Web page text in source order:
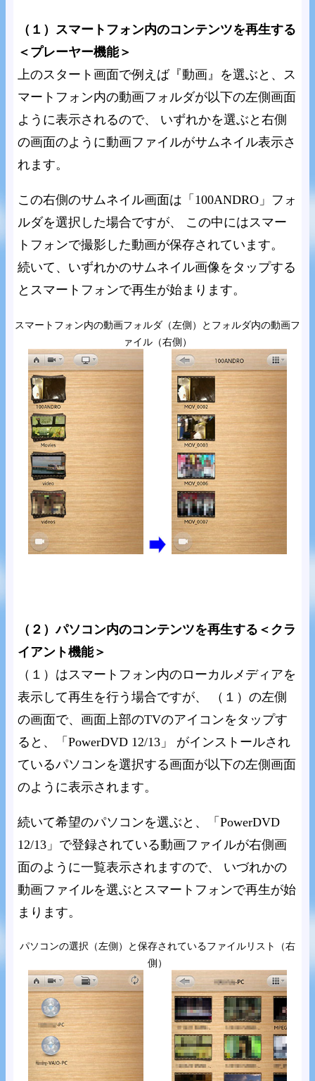
（１）スマートフォン内のコンテンツを再生する
＜プレーヤー機能＞
上のスタート画面で例えば『動画』を選ぶと、ス
マートフォン内の動画フォルダが以下の左側画面
ように表示されるので、 いずれかを選ぶと右側
の画面のように動画ファイルがサムネイル表示さ
れます。
この右側のサムネイル画面は「100ANDRO」フォ
ルダを選択した場合ですが、 この中にはスマー
トフォンで撮影した動画が保存されています。
続いて、いずれかのサムネイル画像をタップする
とスマートフォンで再生が始まります。
スマートフォン内の動画フォルダ（左側）とフォルダ内の動画フ
ァイル（右側）
（２）パソコン内のコンテンツを再生する＜クラ
イアント機能＞
（１）はスマートフォン内のローカルメディアを
表示して再生を行う場合ですが、 （１）の左側
の画面で、画面上部のTVのアイコンをタップす
ると、「PowerDVD 12/13」 がインストールされ
ているパソコンを選択する画面が以下の左側画面
のように表示されます。
続いて希望のパソコンを選ぶと、「PowerDVD
12/13」で登録されている動画ファイルが右側画
面のように一覧表示されますので、 いづれかの
動画ファイルを選ぶとスマートフォンで再生が始
まります。
パソコンの選択（左側）と保存されているファイルリスト（右
側）